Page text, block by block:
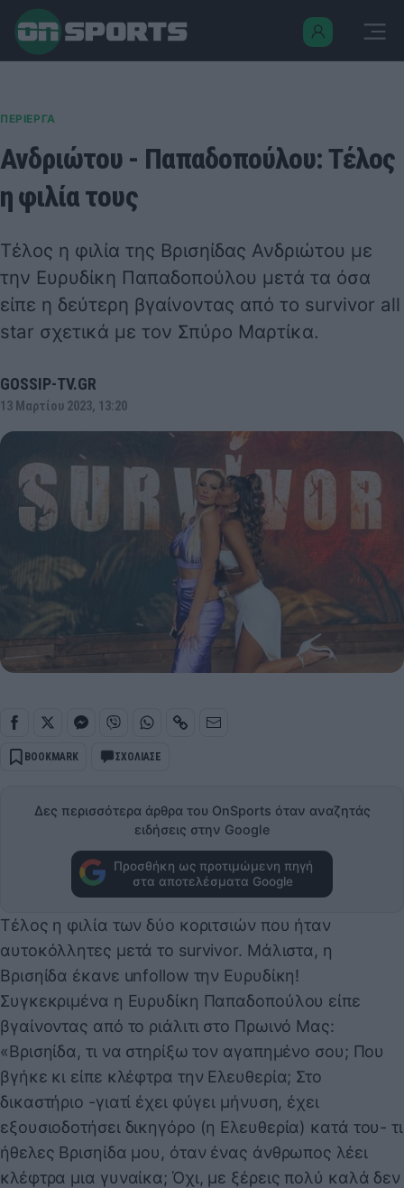
ΠΕΡΙΕΡΓΑ
Ανδριώτου - Παπαδοπούλου: Τέλος
η φιλία τους
Τέλος η φιλία της Βρισηίδας Ανδριώτου με
την Ευρυδίκη Παπαδοπούλου μετά τα όσα
είπε η δεύτερη βγαίνοντας από το survivor all
star σχετικά με τον Σπύρο Μαρτίκα.
GOSSIP-TV.GR
13 Μαρτίου 2023, 13:20
BOOKMARK ΣΧΟΛΙΑΣΕ
Δες περισσότερα άρθρα του OnSports όταν αναζητάς
ειδήσεις στην Google
Προσθήκη ως προτιμώμενη πηγή
στα αποτελέσματα Google
Τέλος η φιλία των δύο κοριτσιών που ήταν
αυτοκόλλητες μετά το survivor. Μάλιστα, η
Βρισηίδα έκανε unfollow την Ευρυδίκη!
Συγκεκριμένα η Ευρυδίκη Παπαδοπούλου είπε
βγαίνοντας από το ριάλιτι στο Πρωινό Μας:
«Βρισηίδα, τι να στηρίξω τον αγαπημένο σου; Που
βγήκε κι είπε κλέφτρα την Ελευθερία; Στο
δικαστήριο -γιατί έχει φύγει μήνυση, έχει
εξουσιοδοτήσει δικηγόρο (η Ελευθερία) κατά του- τι
ήθελες Βρισηίδα μου, όταν ένας άνθρωπος λέει
κλέφτρα μια γυναίκα; Όχι, με ξέρεις πολύ καλά δεν